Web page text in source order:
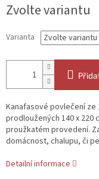
cena:
Zvolte variantu
Varianta
Kanafasové povlečení ze
prodloužených 140 x 220
proužkatém provedení.
domácnost, chalupu, či
Detailní informace